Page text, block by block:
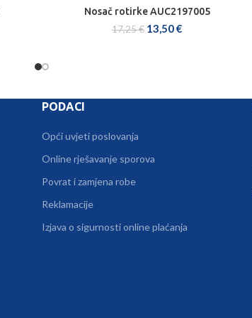
DODAJ U KOŠARICU
Nosač rotirke AUC2197005
17,25€ 13,50€
PODACI
Opći uvjeti poslovanja
Online rješavanje sporova
Povrat i zamjena robe
Reklamacije
Izjava o sigurnosti online plaćanja